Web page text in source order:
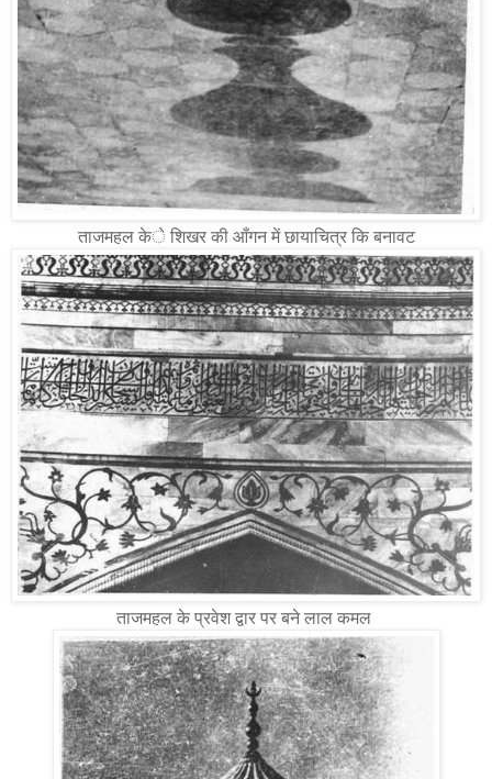
ताजमहल के शिखर की आँगन में छायाचित्र कि बनावट
ताजमहल के प्रवेश द्वार पर बने लाल कमल